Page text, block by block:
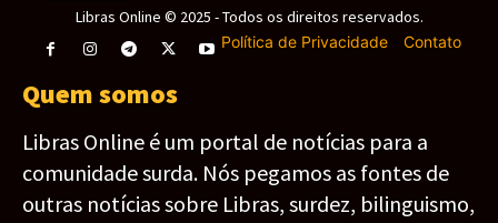
Libras Online © 2025 - Todos os direitos reservados.
Política de Privacidade- Contato
Quem somos
Libras Online é um portal de notícias para a
comunidade surda. Nós pegamos as fontes de
outras notícias sobre Libras, surdez, bilinguismo,